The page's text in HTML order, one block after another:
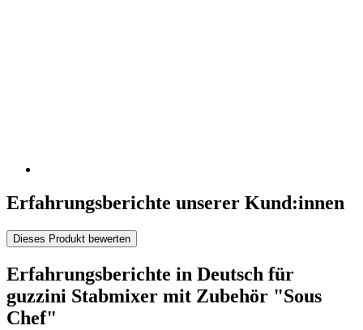
Erfahrungsberichte unserer Kund:innen
Dieses Produkt bewerten
Erfahrungsberichte in Deutsch für
guzzini Stabmixer mit Zubehör "Sous
Chef"